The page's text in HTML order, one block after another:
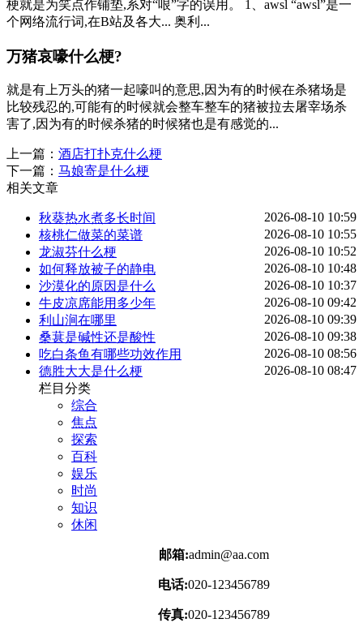
梗就是为笑点作铺垫,系对“哏”字的误用。 1、awsl “awsl”是一
个网络流行词,在B站及各大... 奥利...
万猪哀嚎什么梗?
就是有上万头的猪一起嚎叫的意思,因为有的时候在杀猪场是
比较残忍的,可能有的时候就会整车整车的猪被拉去屠宰场杀
害了,因为有的时候杀猪的时候猪也是有感觉的...
上一篇： 酒店打扑克什么梗
下一篇： 马娘寄是什么梗
相关文章
秋葵热水煮多长时间
2026-08-10 10:59
核桃仁做菜的菜谱
2026-08-10 10:55
龙淑芬什么梗
2026-08-10 10:52
如何释放被子的静电
2026-08-10 10:48
沙漠化的原因是什么
2026-08-10 10:37
牛皮凉席能用多少年
2026-08-10 09:42
利山涧在哪里
2026-08-10 09:39
桑葚是碱性还是酸性
2026-08-10 09:38
吃白条鱼有哪些功效作用
2026-08-10 08:56
德胜大大是什么梗
2026-08-10 08:47
栏目分类
综合
焦点
探索
百科
娱乐
时尚
知识
休闲
邮箱:admin@aa.com
电话:020-123456789
传真:020-123456789